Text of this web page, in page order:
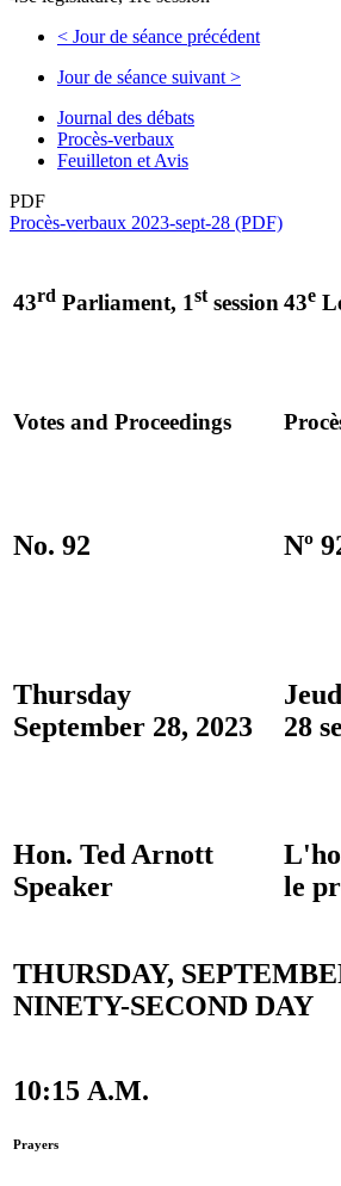
< Jour de séance précédent
Jour de séance suivant >
Journal des débats
Procès-verbaux
Feuilleton et Avis
PDF
Procès-verbaux 2023-sept-28 (PDF)
43rd Parliament, 1stsession43e
Votes and Proceedings
No. 92 Nº
Thursday
September 28, 2023
28
Hon. Ted Arnott
Speaker
le
THURSDAY,
NINETY-SECOND DAY
10:15 A.M.
Prayers